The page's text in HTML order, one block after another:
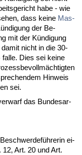
ha­be - wie
dass kei­ne Mas­
der Be­
mit der Kündi­gung
nicht in die 30-
Dies sei kei­ne
Hin­weis
sei.
das Bun­des­ar­
ei­
Art. 20 und Art.